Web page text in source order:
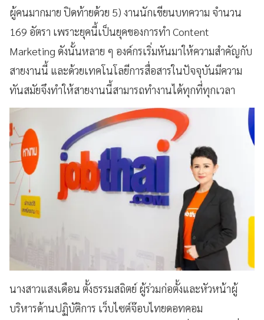
ผู้คนมากมาย ปิดท้ายด้วย 5) งานนักเขียนบทความ จำนวน
169 อัตรา เพราะยุคนี้เป็นยุคของการทำ Content
Marketing ดังนั้นหลาย ๆ องค์กรเริ่มหันมาให้ความสำคัญกับ
สายงานนี้ และด้วยเทคโนโลยีการสื่อสารในปัจจุบันมีความ
ทันสมัยจึงทำให้สายงานนี้สามารถทำงานได้ทุกที่ทุกเวลา
นางสาวแสงเดือน ตั้งธรรมสถิตย์ ผู้ร่วมก่อตั้งและหัวหน้าผู้
บริหารด้านปฏิบัติการ เว็บไซต์จ๊อบไทยดอทคอม